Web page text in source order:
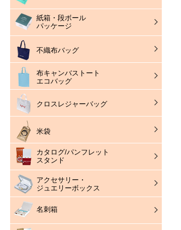
紙箱・段ボール
パッケージ
不織布バッグ
布キャンバストート
エコバッグ
クロスレジャーバッグ
米袋
カタログ/パンフレット
スタンド
アクセサリー・
ジュエリーボックス
名刺箱